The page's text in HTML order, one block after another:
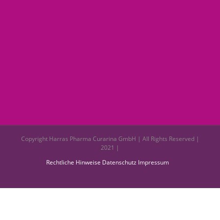
Copyright Harras Pharma Curarina GmbH | All Rights Reserved |
2021 |
Rechtliche Hinweise Datenschutz Impressum